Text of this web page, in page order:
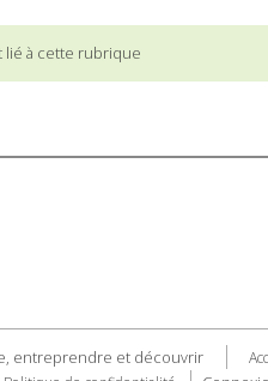
à cette rubrique
entreprendre et découvrir